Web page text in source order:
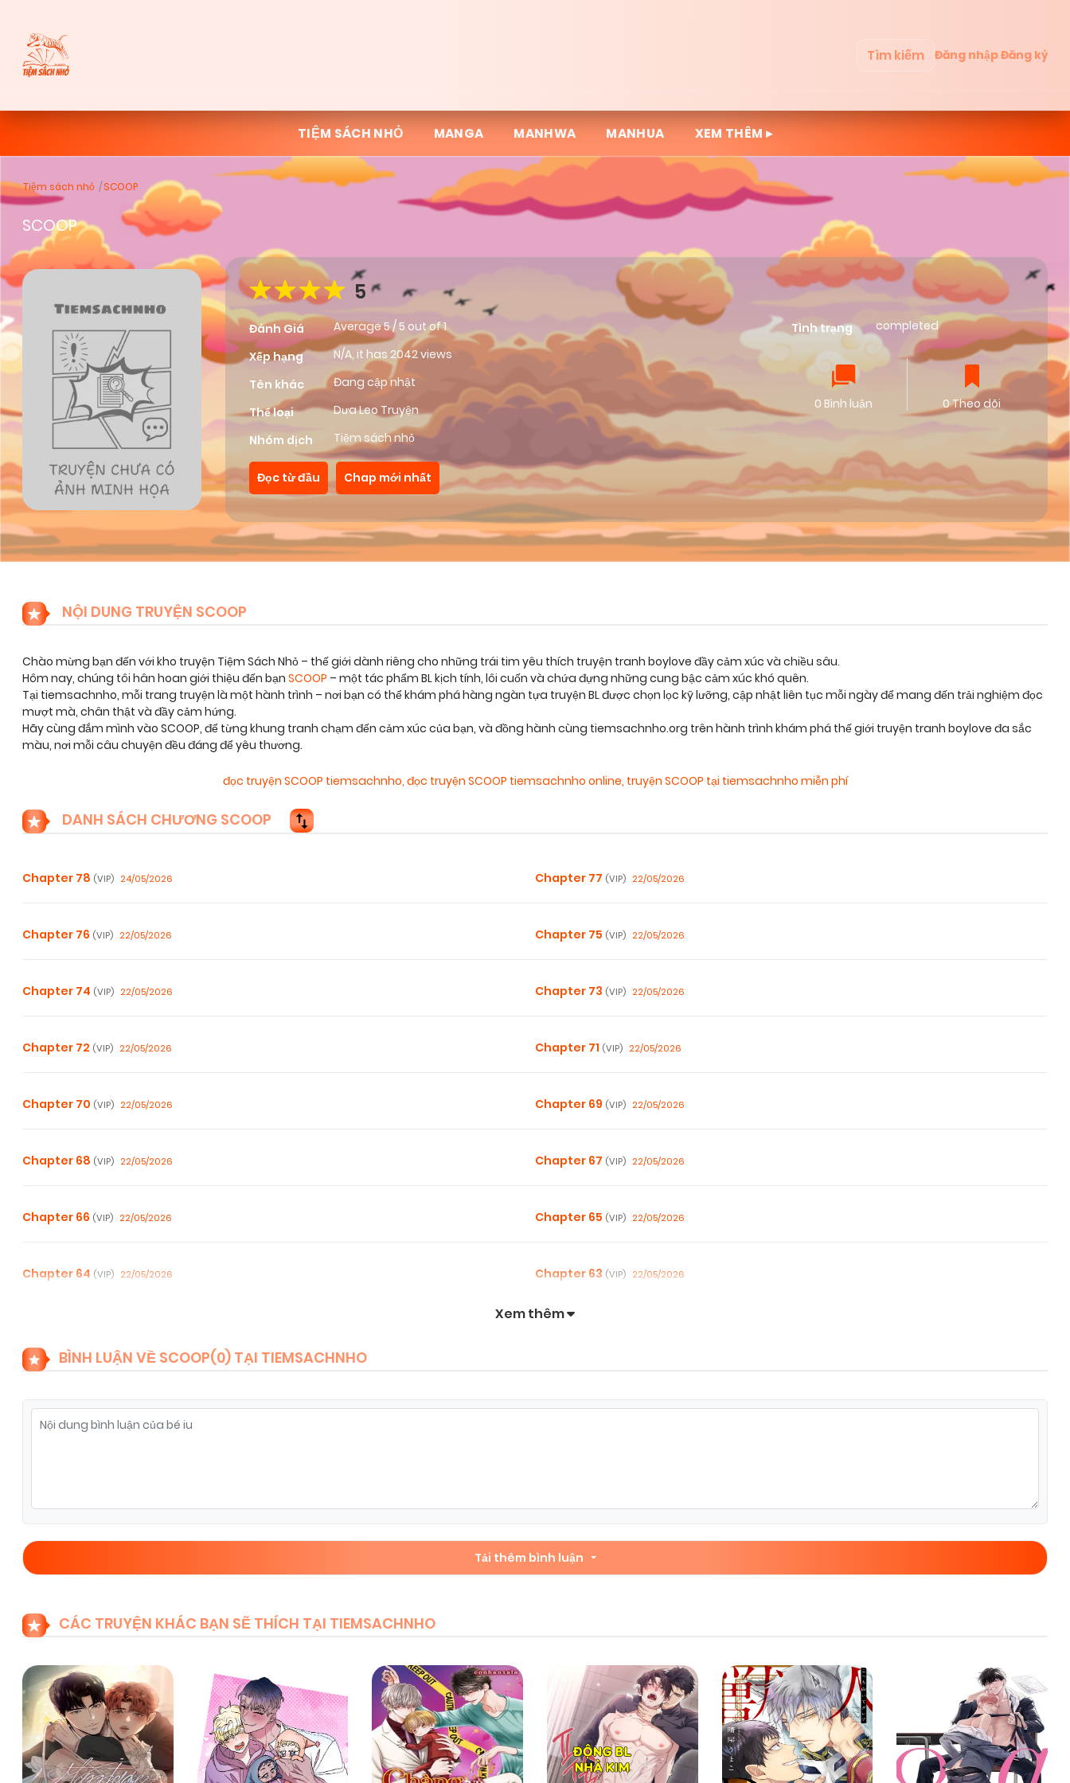
Tìm kiếm Đăng nhậpĐăng ký
TIỆM SÁCH NHỎ MANGA MANHWA MANHUA XEM THÊM ▸
Tiệm sách nhỏ SCOOP
SCOOP
5
Đánh Giá Average5/5 out of1
Xếp hạng
N/A, it has 2042 views
Tên khác
Đang cập nhật
Thể loại
Dưa Leo Truyện
Nhóm dịch
Tiệm sách nhỏ
Tình trạng completed
0 Bình luận 0 Theo dõi
Đọc từ đầu Chap mới nhất
NỘI DUNG TRUYỆN SCOOP
Chào mừng bạn đến với kho truyện Tiệm Sách Nhỏ – thế giới dành riêng cho những trái tim yêu thích truyện tranh boylove đầy cảm xúc và chiều sâu.
Hôm nay, chúng tôi hân hoan giới thiệu đến bạn SCOOP – một tác phẩm BL kịch tính, lôi cuốn và chứa đựng những cung bậc cảm xúc khó quên.
Tại tiemsachnho, mỗi trang truyện là một hành trình – nơi bạn có thể khám phá hàng ngàn tựa truyện BL được chọn lọc kỹ lưỡng, cập nhật liên tục mỗi ngày để mang đến trải nghiệm đọc
mượt mà, chân thật và đầy cảm hứng.
Hãy cùng đắm mình vào SCOOP, để từng khung tranh chạm đến cảm xúc của bạn, và đồng hành cùng tiemsachnho.org trên hành trình khám phá thế giới truyện tranh boylove đa sắc
màu, nơi mỗi câu chuyện đều đáng để yêu thương.
đọc truyện SCOOP tiemsachnho, đọc truyện SCOOP tiemsachnho online, truyện SCOOP tại tiemsachnho miễn phí
DANH SÁCH CHƯƠNG SCOOP
Chapter 78 (VIP) 24/05/2026 Chapter 77 (VIP) 22/05/2026
Chapter 76 (VIP) 22/05/2026 Chapter 75 (VIP) 22/05/2026
Chapter 74 (VIP) 22/05/2026 Chapter 73 (VIP) 22/05/2026
Chapter 72 (VIP) 22/05/2026 Chapter 71 (VIP) 22/05/2026
Chapter 70 (VIP) 22/05/2026 Chapter 69 (VIP) 22/05/2026
Chapter 68 (VIP) 22/05/2026 Chapter 67 (VIP) 22/05/2026
Chapter 66 (VIP) 22/05/2026 Chapter 65 (VIP) 22/05/2026
Chapter 64 (VIP) 22/05/2026 Chapter 63 (VIP) 22/05/2026
Chapter 54 Chapter 53
Chapter 52 22/05/2026
Chapter 50 (VIP) 22/05/2026 Chapter 49(VIP) 22/05/2026
Chapter 48(VIP) 22/05/2026 Chapter 47(VIP) 22/05/2026
Xem thêm
BÌNH LUẬN VỀ SCOOP(0) TẠI TIEMSACHNHO
Tải thêm bình luận
CÁC TRUYỆN KHÁC BẠN SẼ THÍCH TẠI TIEMSACHNHO